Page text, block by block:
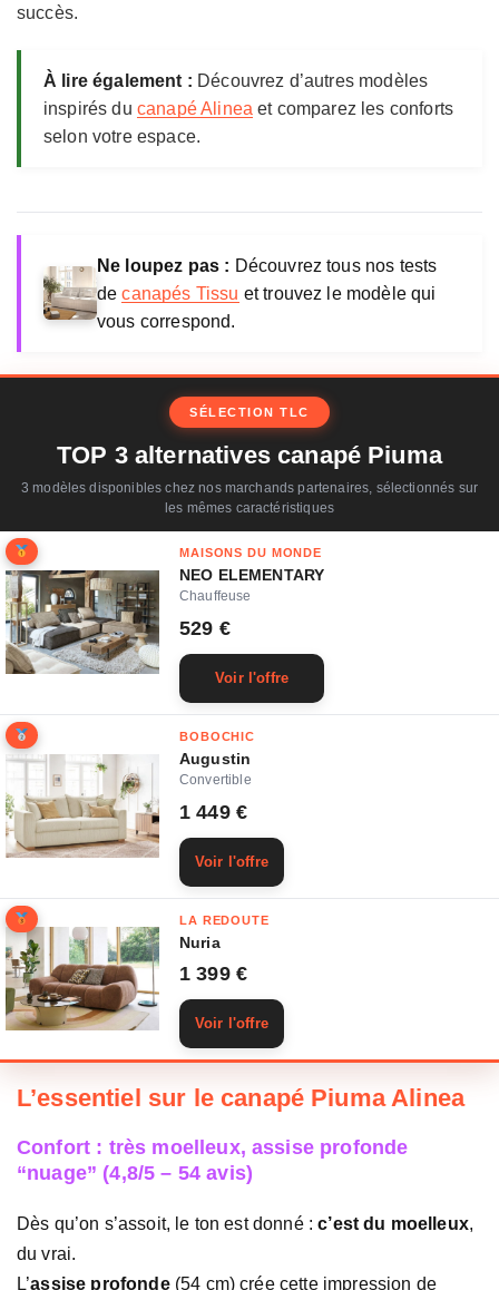
succès.
À lire également : Découvrez d’autres modèles
inspirés du canapé Alinea et comparez les conforts
selon votre espace.
Ne loupez pas : Découvrez tous nos tests
decanapés Tissu et trouvez le modèle qui
vous correspond.
SÉLECTION TLC
TOP 3 alternatives canapé Piuma
3 modèles disponibles chez nos marchands partenaires, sélectionnés sur
les mêmes caractéristiques
MAISONS DU MONDE
NEO ELEMENTARY
Chauffeuse
529 €
Voir l'offre
BOBOCHIC
Augustin
Convertible
1 449 €
Voir l'offre
LA REDOUTE
Nuria
1 399 €
Voir l'offre
L’essentiel sur le canapé Piuma Alinea
Confort : très moelleux, assise profonde
“nuage” (4,8/5 – 54 avis)
Dès qu’on s’assoit, le ton est donné :c’est du moelleux,
du vrai.
L’assise profonde(54 cm) crée cette impression de